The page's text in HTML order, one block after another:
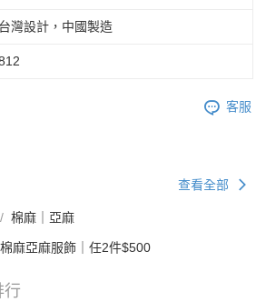
台灣設計，中國製造
客服
查看全部
棉麻｜亞麻
棉麻亞麻服飾｜任2件$500
行